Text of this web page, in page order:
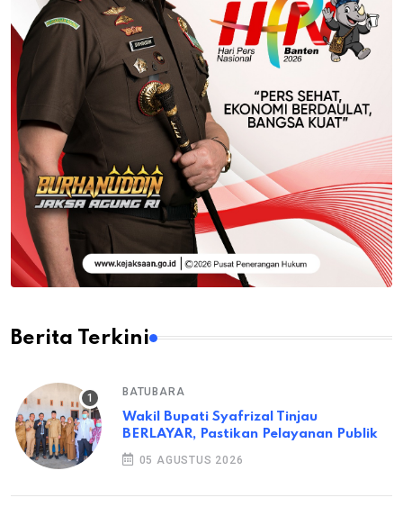
Berita Terkini
BATUBARA
Wakil Bupati Syafrizal Tinjau
BERLAYAR, Pastikan Pelayanan Publik
05 AGUSTUS 2026